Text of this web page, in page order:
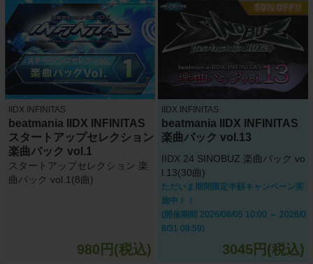
IIDX INFINITAS
beatmania IIDX INFINITAS
スタートアップセレクション
楽曲パック vol.1
スタートアップセレクション 楽
曲パック vol.1(8曲)
980円(税込)
IIDX INFINITAS
beatmania IIDX INFINITAS
楽曲パック vol.13
IIDX 24 SINOBUZ 楽曲パック vo
l.13(30曲)
ただいま期間限定半額キャンペーン実
施中！！
(開催期間 2026/08/05 10:00 ～ 2026/0
8/31 09:59)
3045円(税込)